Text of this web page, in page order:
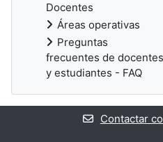
Docentes
Áreas operativas
Preguntas
frecuentes de docentes
y estudiantes - FAQ
Contactar